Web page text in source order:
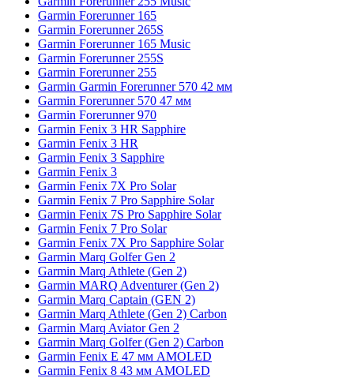
Garmin Forerunner 165
Garmin Forerunner 265S
Garmin Forerunner 165 Music
Garmin Forerunner 255S
Garmin Forerunner 255
Garmin Garmin Forerunner 570 42 мм
Garmin Forerunner 570 47 мм
Garmin Forerunner 970
Garmin Fenix 3 HR Sapphire
Garmin Fenix 3 HR
Garmin Fenix 3 Sapphire
Garmin Fenix 3
Garmin Fenix 7X Pro Solar
Garmin Fenix 7 Pro Sapphire Solar
Garmin Fenix 7S Pro Sapphire Solar
Garmin Fenix 7 Pro Solar
Garmin Fenix 7X Pro Sapphire Solar
Garmin Marq Golfer Gen 2
Garmin Marq Athlete (Gen 2)
Garmin MARQ Adventurer (Gen 2)
Garmin Marq Captain (GEN 2)
Garmin Marq Athlete (Gen 2) Carbon
Garmin Marq Aviator Gen 2
Garmin Marq Golfer (Gen 2) Carbon
Garmin Fenix E 47 мм AMOLED
Garmin Fenix 8 43 мм AMOLED